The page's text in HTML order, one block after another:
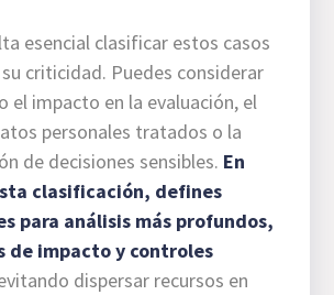
esencial clasificar estos casos
criticidad. Puedes considerar
el impacto en la evaluación, el
personales tratados o la
de decisiones sensibles. En
clasificación, defines
para análisis más profundos,
de impacto y controles
dispersar recursos en